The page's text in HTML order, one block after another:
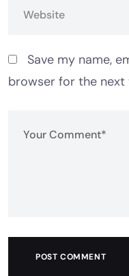
Save my name,
browser for the next
POST COMMENT